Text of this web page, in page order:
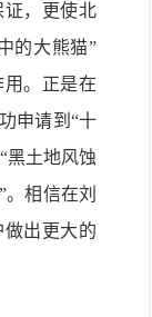
证，更使北
的大熊猫”
用。 正是在
申请到“十
“黑土地风蚀
。相信在刘
做出更大的